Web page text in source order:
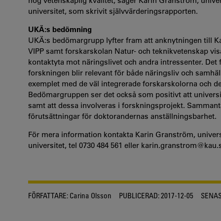
universitet, som skrivit självvärderingsrapporten.
UKÄ:s bedömning
UKÄ:s bedömargrupp lyfter fram att anknytningen till
VIPP samt forskarskolan Natur- och teknikvetenskap
kontaktyta mot näringslivet och andra intressenter.
forskningen blir relevant för både näringsliv och
exemplet med de väl integrerade forskarskolorna och
Bedömargruppen ser det också som positivt att
samt att dessa involveras i forskningsprojekt.
förutsättningar för doktorandernas anställningsbarhet.
För mera information kontakta Karin Granström,
universitet, tel 0730 484 561 eller
FÖRFATTARE: Carina Olsson PUBLICERAD:2017-12-05